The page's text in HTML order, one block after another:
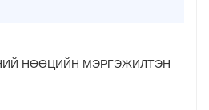
НӨӨЦИЙН МЭРГЭЖИЛТЭН